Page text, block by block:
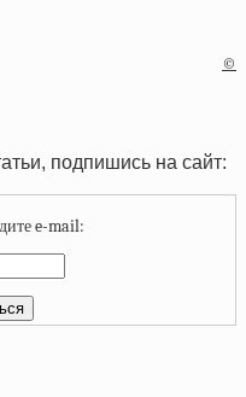
©
подпишись на сайт:
e-mail: